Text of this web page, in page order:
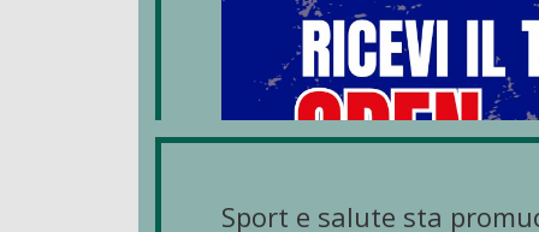
Sport e salute sta